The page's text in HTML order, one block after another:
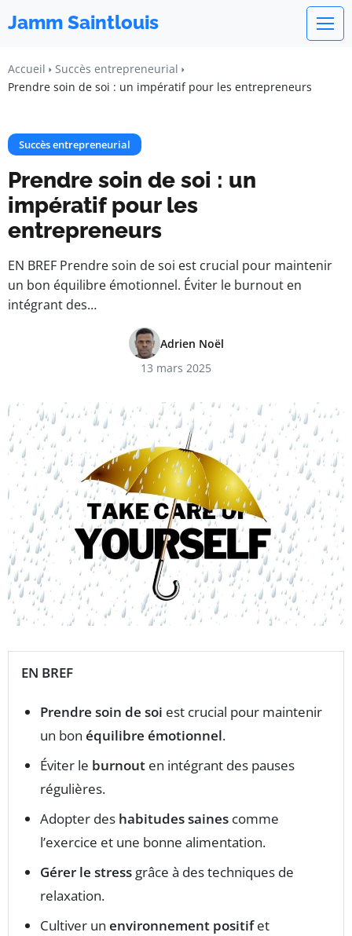
Jamm Saintlouis
Accueil
Succès entrepreneurial
Prendre soin de soi : un impératif pour les entrepreneurs
Succès entrepreneurial
Prendre soin de soi : un
impératif pour les
entrepreneurs
EN BREF Prendre soin de soi est crucial pour maintenir
un bon équilibre émotionnel. Éviter le burnout en
intégrant des…
Adrien Noël
13 mars 2025
EN BREF
Prendre soin de soi est crucial pour maintenir
un bon équilibre émotionnel.
Éviter le burnout en intégrant des pauses
régulières.
Adopter des habitudes saines comme
l’exercice et une bonne alimentation.
Gérer le stress grâce à des techniques de
relaxation.
Cultiver un environnement positifet